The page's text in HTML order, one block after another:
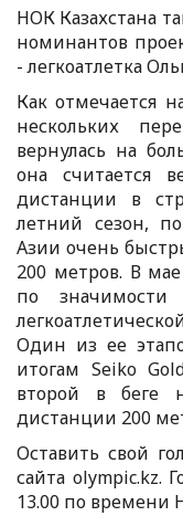
НОК Казахстана
номинантов
- легкоатлетка
Как отмечается
нескольких
вернулась на
она считается
дистанции в
летний сезон,
Азии очень
200 метров. В
по значимости
Один из ее
итогам Seiko
второй в беге
дистанции 200
Оставить свой
сайта olympic.kz.
13.00 по времени